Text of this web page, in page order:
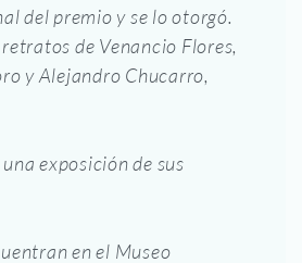
del premio y se lo otorgó.
de Venancio Flores,
y Alejandro Chucarro,
exposición de sus
en el Museo